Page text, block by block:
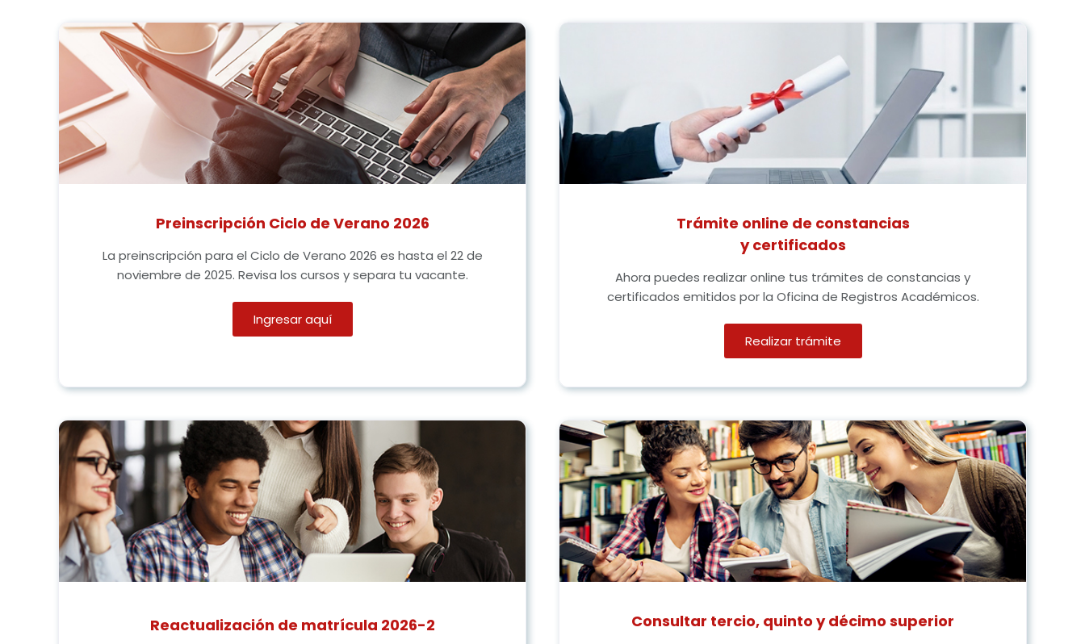
Preinscripción Ciclo de Verano 2026
La preinscripción para el Ciclo de Verano 2026 es hasta el 22 de
noviembre de 2025. Revisa los cursos y separa tu vacante.
Ingresar aquí
Trámite online de constancias
y certificados
Ahora puedes realizar online tus trámites de constancias y
certificados emitidos por la Oficina de Registros Académicos.
Realizar trámite
Reactualización de matrícula 2026-2 Consultar tercio, quinto y décimo superior